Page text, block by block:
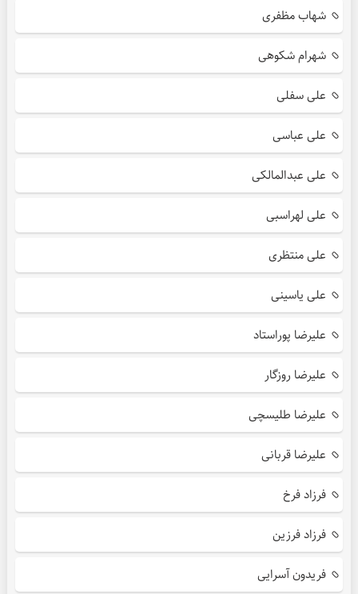
شهاب مظفری
شهرام شکوهی
علی سفلی
علی عباسی
علی عبدالمالکی
علی لهراسبی
علی منتظری
علی یاسینی
علیرضا پوراستاد
علیرضا روزگار
علیرضا طلیسچی
علیرضا قربانی
فرزاد فرخ
فرزاد فرزین
فریدون آسرایی